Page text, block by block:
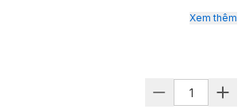
Xem thêm